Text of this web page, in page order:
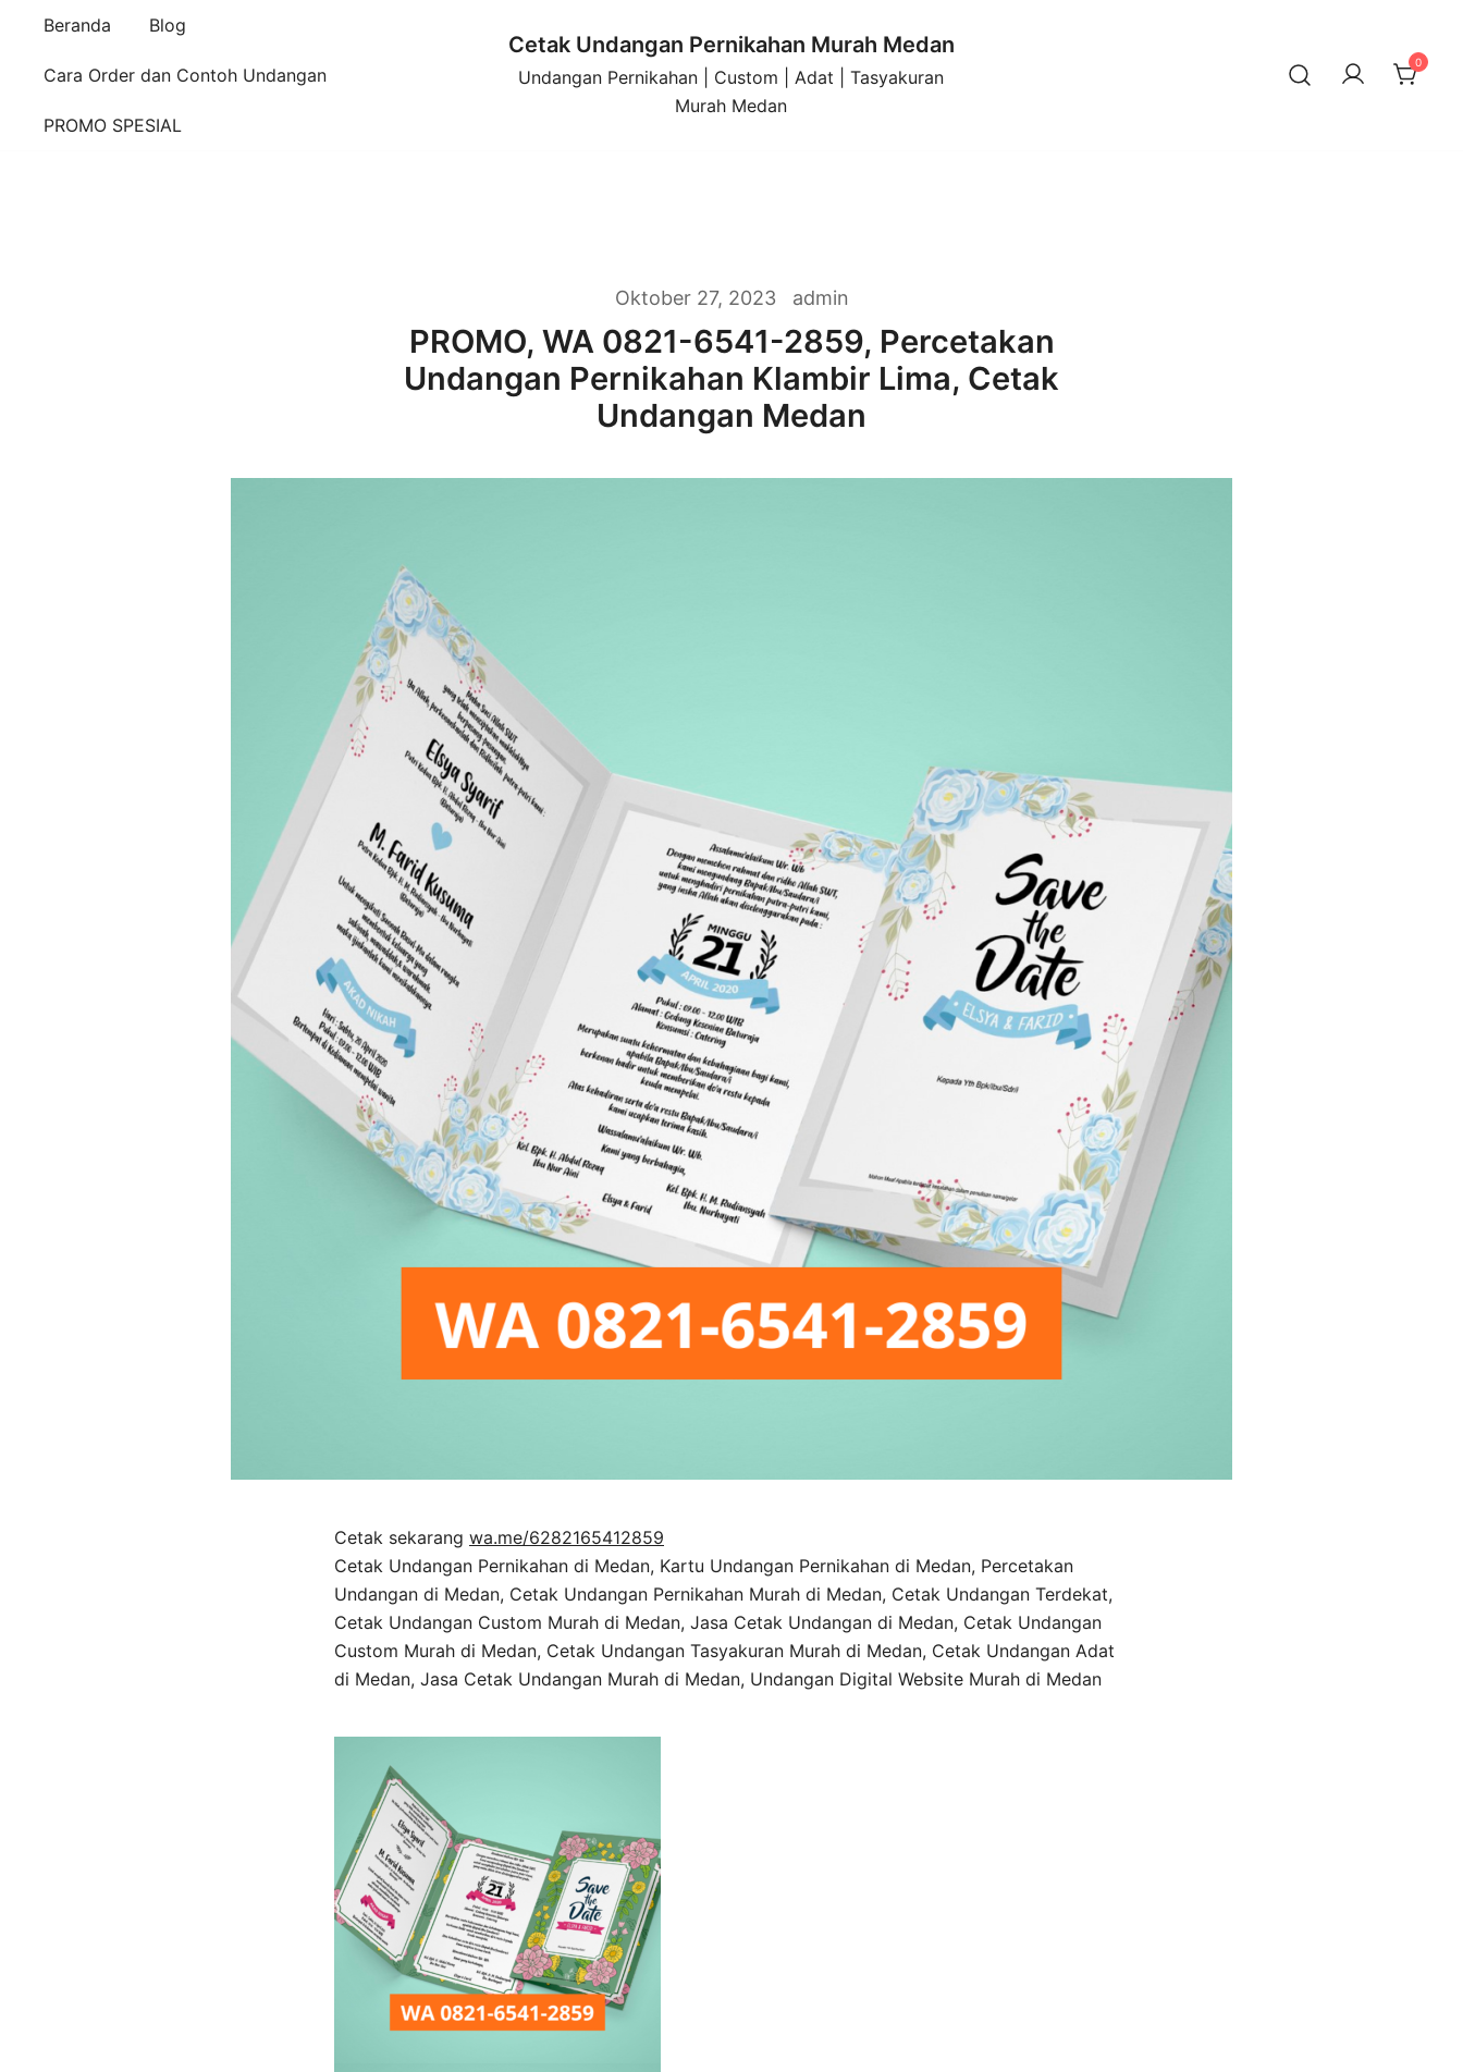
Beranda Blog
Cara Order dan Contoh Undangan
PROMO SPESIAL
Cetak Undangan Pernikahan Murah Medan
Undangan Pernikahan | Custom | Adat | Tasyakuran
Murah Medan
0
Oktober 27, 2023 admin
PROMO, WA 0821-6541-2859, Percetakan
Undangan Pernikahan Klambir Lima, Cetak
Undangan Medan
Cetak sekarang wa.me/6282165412859
Cetak Undangan Pernikahan di Medan, Kartu Undangan Pernikahan di Medan, Percetakan
Undangan di Medan, Cetak Undangan Pernikahan Murah di Medan, Cetak Undangan Terdekat,
Cetak Undangan Custom Murah di Medan, Jasa Cetak Undangan di Medan, Cetak Undangan
Custom Murah di Medan, Cetak Undangan Tasyakuran Murah di Medan, Cetak Undangan Adat
di Medan, Jasa Cetak Undangan Murah di Medan, Undangan Digital Website Murah di Medan